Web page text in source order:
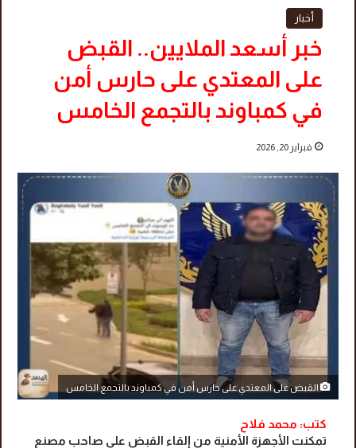
أخبار
خبر أسعد الملايين.. القبض
على المعتدي على حارس أمن
في كمباوند بالتجمع الخامس
فبراير 20, 2026
القبض على المعتدي على حارس أمن في كمباوند بالتجمع الخامس
كتب: محمد فلاح
تمكنت الأجهزة الأمنية من إلقاء القبض على صاحب مصنع